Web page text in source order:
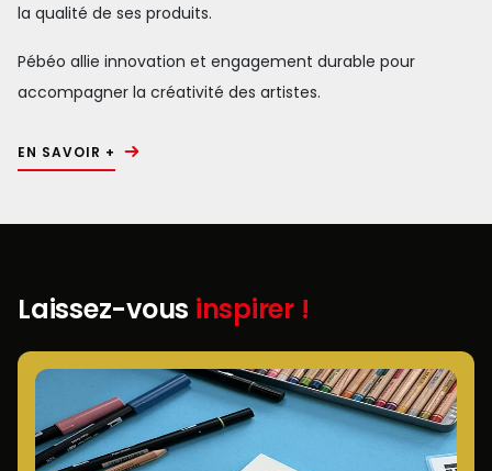
la qualité de ses produits.
Pébéo allie innovation et engagement durable pour
accompagner la créativité des artistes.
EN SAVOIR +
Laissez-vous inspirer !